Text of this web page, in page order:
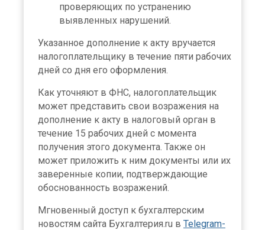
проверяющих по устранению
выявленных нарушений.
Указанное дополнение к акту вручается
налогоплательщику в течение пяти рабочих
дней со дня его оформления.
Как уточняют в ФНС, налогоплательщик
может представить свои возражения на
дополнение к акту в налоговый орган в
течение 15 рабочих дней с момента
получения этого документа. Также он
может приложить к ним документы или их
заверенные копии, подтверждающие
обоснованность возражений.
Мгновенный доступ к бухгалтерским
новостям сайта Бухгалтерия.ru в Telegram-